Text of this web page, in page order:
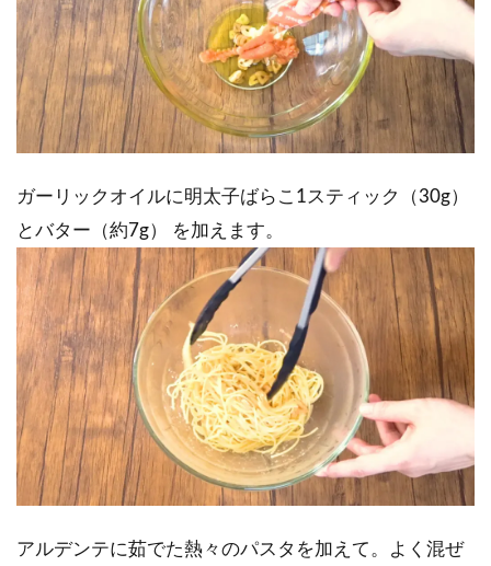
ガーリックオイルに明太子ばらこ1スティック（30g）
とバター（約7g） を加えます。
アルデンテに茹でた熱々のパスタを加えて。よく混ぜ